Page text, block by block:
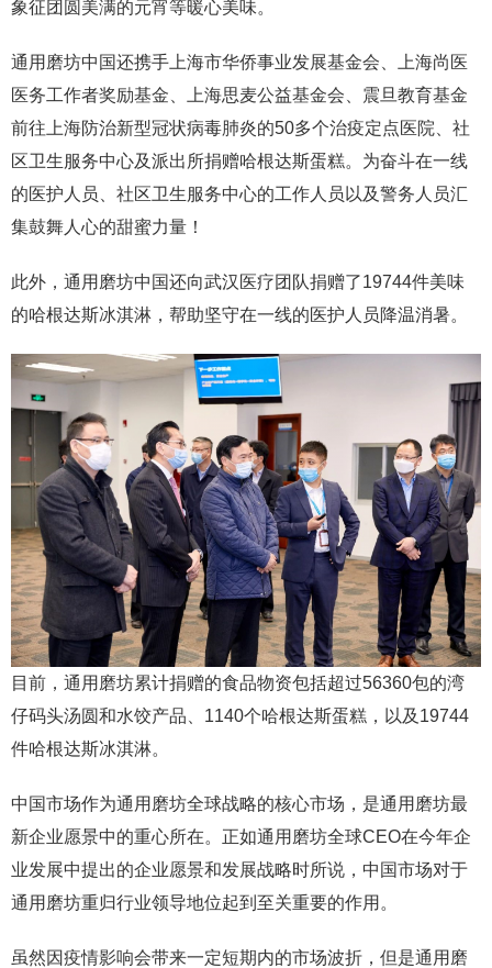
象征团圆美满的元宵等暖心美味。
通用磨坊中国还携手上海市华侨事业发展基金会、上海尚医
医务工作者奖励基金、上海思麦公益基金会、震旦教育基金
前往上海防治新型冠状病毒肺炎的50多个治疫定点医院、社
区卫生服务中心及派出所捐赠哈根达斯蛋糕。为奋斗在一线
的医护人员、社区卫生服务中心的工作人员以及警务人员汇
集鼓舞人心的甜蜜力量！
此外，通用磨坊中国还向武汉医疗团队捐赠了19744件美味
的哈根达斯冰淇淋，帮助坚守在一线的医护人员降温消暑。
目前，通用磨坊累计捐赠的食品物资包括超过56360包的湾
仔码头汤圆和水饺产品、1140个哈根达斯蛋糕，以及19744
件哈根达斯冰淇淋。
中国市场作为通用磨坊全球战略的核心市场，是通用磨坊最
新企业愿景中的重心所在。正如通用磨坊全球CEO在今年企
业发展中提出的企业愿景和发展战略时所说，中国市场对于
通用磨坊重归行业领导地位起到至关重要的作用。
虽然因疫情影响会带来一定短期内的市场波折，但是通用磨